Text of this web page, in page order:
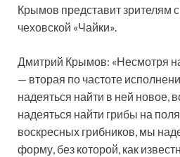
Крымов представит зрителям
чеховской «Чайки».
Дмитрий Крымов: «Несмотря
— вторая по частоте
надеяться найти в ней новое,
надеяться найти грибы на
воскресных грибников, мы
форму, без которой, как